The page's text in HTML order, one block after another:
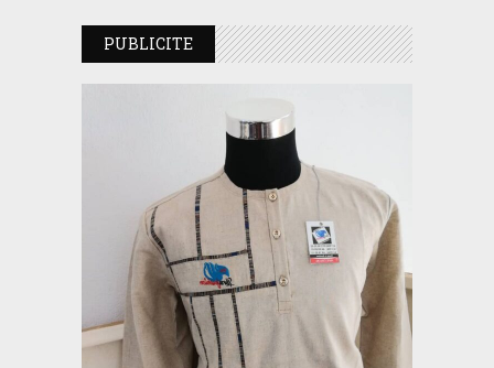
PUBLICITE